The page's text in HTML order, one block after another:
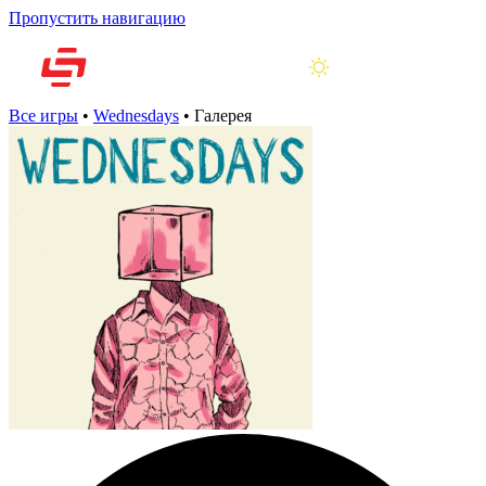
Пропустить навигацию
Все игры • Wednesdays • Галерея